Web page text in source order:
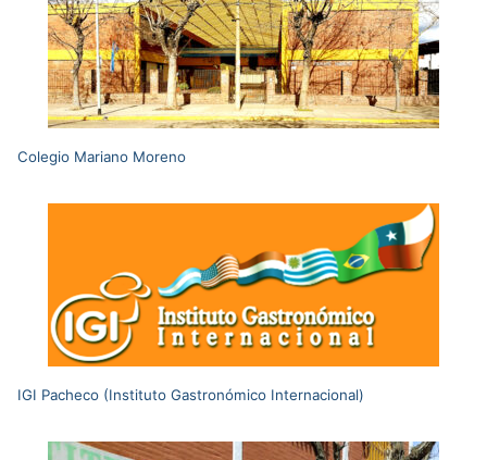
Colegio Mariano Moreno
IGI Pacheco (Instituto Gastronómico Internacional)